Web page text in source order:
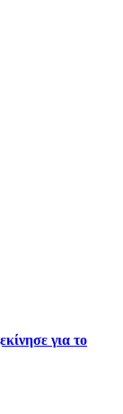
για το